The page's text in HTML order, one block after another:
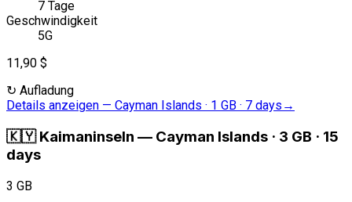
7 Tage
Geschwindigkeit
5G
11,90 $
↻ Aufladung
Details anzeigen — Cayman Islands · 1 GB · 7 days →
🇰🇾 Kaimaninseln — Cayman Islands · 3 GB · 15
days
3 GB